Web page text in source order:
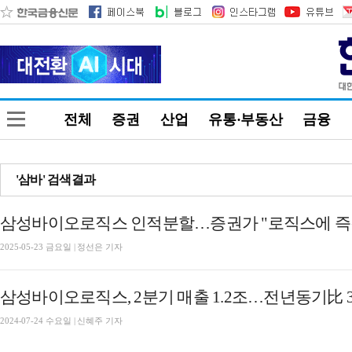
전체 증권 산업 유통·부동산 금융
'삼바' 검색결과
2025-05-23 금요일 | 정선은 기자
삼성바이오로직스, 2분기 매출 1.2조…전년동기比
2024-07-24 수요일 | 신혜주 기자